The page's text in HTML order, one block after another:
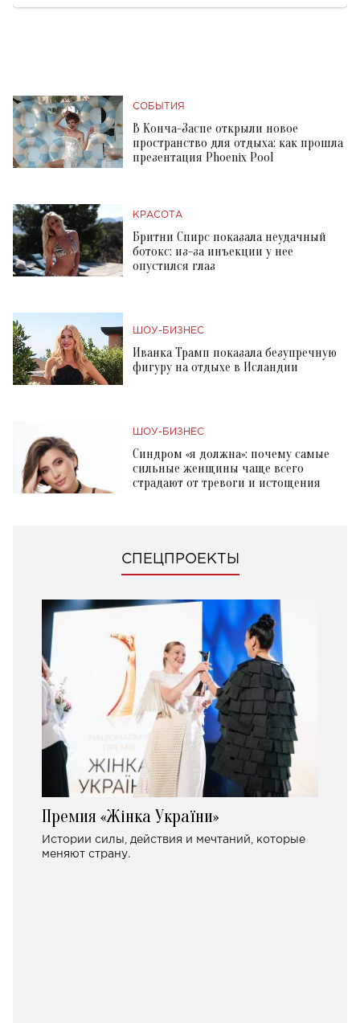
СОБЫТИЯ
В Конча-Заспе открыли новое
пространство для отдыха: как прошла
презентация Phoenix Pool
КРАСОТА
Бритни Спирс показала неудачный
ботокс: из-за инъекции у нее
опустился глаз
ШОУ-БИЗНЕС
Иванка Трамп показала безупречную
фигуру на отдыхе в Исландии
ШОУ-БИЗНЕС
Синдром «я должна»: почему самые
сильные женщины чаще всего
страдают от тревоги и истощения
СПЕЦПРОЕКТЫ
Премия «Жінка України»
Истории силы, действия и мечтаний, которые
меняют страну.